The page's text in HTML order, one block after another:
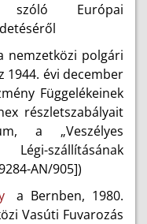
szóló Európai
nemzetközi polgári
1944. évi december
Függelékeinek
részletszabályait
a „Veszélyes
szállításának
AN/905])
a Bernben, 1980.
Vasúti Fuvarozás